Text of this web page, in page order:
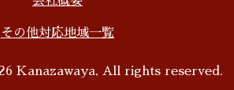
その他対応地域一覧
Kanazawaya, All rights reserved.